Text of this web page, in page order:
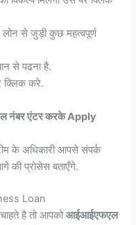
से जुड़ी कुछ महत्वपूर्ण
से पढना है.
क्लिक करे.
नंबर एंटर करके Apply
के अधिकारी आपसे संपर्क
प्रोसेस बताएँगे.
Loan
है तो आपकोआईआईएफएल